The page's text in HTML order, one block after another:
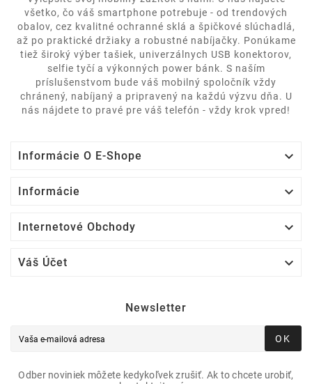
všetko, čo váš smartphone potrebuje - od trendových
obalov, cez kvalitné ochranné sklá a špičkové slúchadlá,
až po praktické držiaky a robustné nabíjačky. Ponúkame
tiež široký výber tašiek, univerzálnych USB konektorov,
selfie tyčí a výkonných power bánk. S naším
príslušenstvom bude váš mobilný spoločník vždy
chránený, nabíjaný a pripravený na každú výzvu dňa. U
nás nájdete to pravé pre váš telefón - vždy krok vpred!
Informácie O E-Shope 
Informácie 
Internetové Obchody 
Váš Účet 
Newsletter
OK
Odber noviniek môžete kedykoľvek zrušiť. Ak to chcete urobiť,